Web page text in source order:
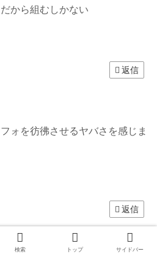
から組むしかない
返信
ォを彷彿させるヤバさを感じま
返信
検索 トップ サイドバー